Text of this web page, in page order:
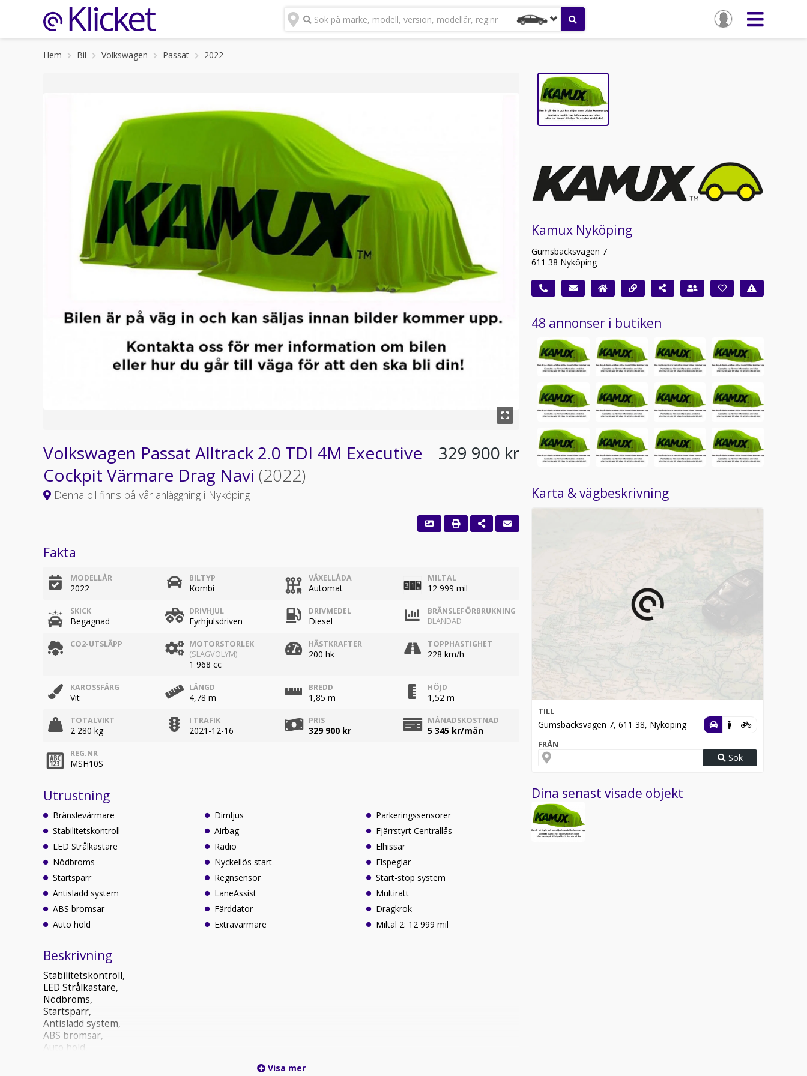
Sök på märke, modell, version, modellår, reg.nr
Hem Bil Volkswagen Passat 2022
Volkswagen Passat Alltrack 2.0 TDI 4M Executive
Cockpit Värmare Drag Navi (2022)
Denna bil finns på vår anläggning i Nyköping
329 900 kr
Fakta
MODELLÅR
2022
BILTYP
Kombi
VÄXELLÅDA
Automat
MILTAL
12 999 mil
SKICK
Begagnad
DRIVHJUL
Fyrhjulsdriven
DRIVMEDEL
Diesel
BRÄNSLEFÖRBRUKNING
BLANDAD
CO2-UTSLÄPP
MOTORSTORLEK
(SLAGVOLYM)
1 968 cc
HÄSTKRAFTER
200 hk
TOPPHASTIGHET
228 km/h
KAROSSFÄRG
Vit
LÄNGD
4,78 m
BREDD
1,85 m
HÖJD
1,52 m
TOTALVIKT
2 280 kg
I TRAFIK
2021-12-16
PRIS
329 900 kr
MÅNADSKOSTNAD
5 345 kr/mån
REG.NR
MSH10S
Utrustning
Bränslevärmare
Stabilitetskontroll
LED Strålkastare
Nödbroms
Startspärr
Antisladd system
ABS bromsar
Auto hold
Dimljus
Airbag
Radio
Nyckellös start
Regnsensor
LaneAssist
Färddator
Extravärmare
Parkeringssensorer
Fjärrstyrt Centrallås
Elhissar
Elspeglar
Start-stop system
Multiratt
Dragkrok
Miltal 2: 12 999 mil
Beskrivning
Stabilitetskontroll,
LED Strålkastare,
Nödbroms,
Startspärr,
Antisladd system,
ABS bromsar,
Auto hold,
Visa mer
Kamux Nyköping
Gumsbacksvägen 7
611 38 Nyköping
48 annonser i butiken
Karta & vägbeskrivning
TILL
Gumsbacksvägen 7, 611 38, Nyköping
FRÅN
Sök
Dina senast visade objekt